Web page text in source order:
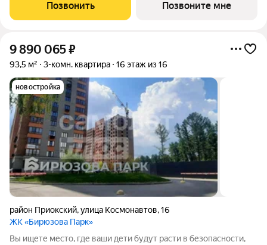
проемов, ниш прохождения стояков
Позвонить Позвоните мне
9 890 065₽
93,5 м² 3-комн. квартира 16 этаж из 16
новостройка
район Приокский,улица Космонавтов,16
ЖК «Бирюзова Парк»
Вы ищете место, где ваши дети будут расти в безопасности,